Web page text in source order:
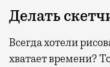
Делать
Всегда хотели
хватает времени?